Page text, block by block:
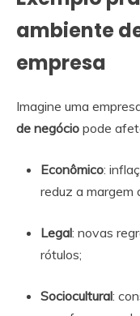
ambiente
empresa
Imagine uma
de negócio pode
Econômico:
reduz a margem
Legal: novas
rótulos;
Sociocultural: